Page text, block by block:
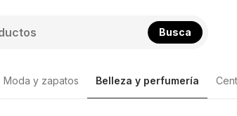
Busca
Moda y zapatos Belleza y perfumería